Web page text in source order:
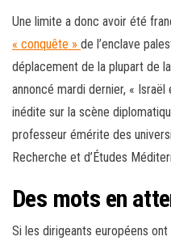
Une limite a donc avoir été
« conquête » de l’enclave
déplacement de la plupart de
annoncé mardi dernier, «
inédite sur la scène
professeur émérite des
Recherche et d’Études
Des mots en
Si les dirigeants européens